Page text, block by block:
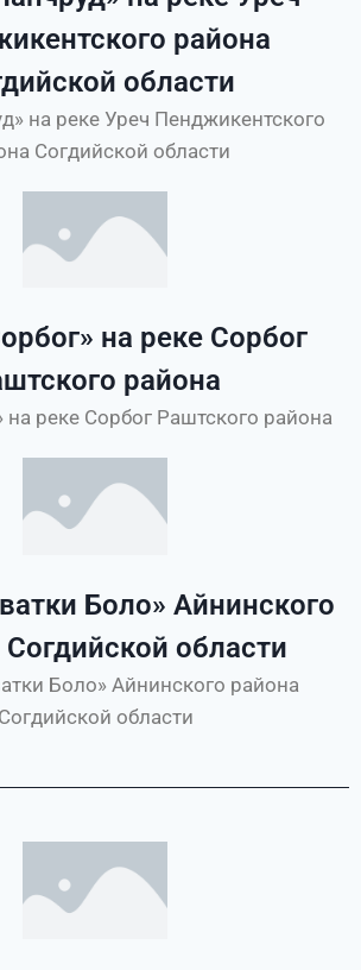
района
области
на реке Уреч Пенджикентского
Согдийской области
на реке Сорбог
района
реке Сорбог Раштского района
Боло» Айнинского
области
Боло» Айнинского района
Согдийской области